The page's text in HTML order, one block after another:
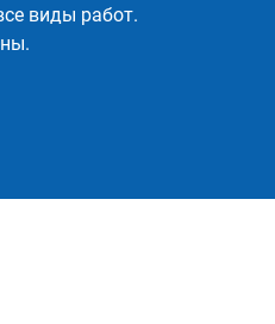
виды работ.